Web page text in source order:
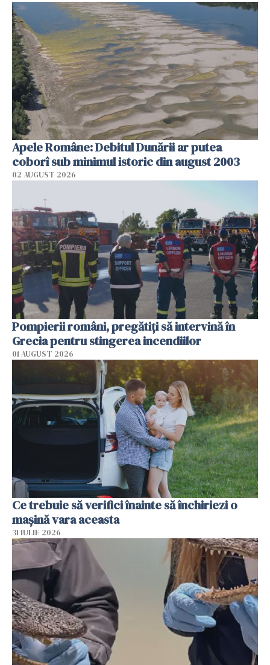
Apele Române: Debitul Dunării ar putea
coborî sub minimul istoric din august 2003
02 AUGUST 2026
Pompierii români, pregătiţi să intervină în
Grecia pentru stingerea incendiilor
01 AUGUST 2026
Ce trebuie să verifici înainte să închiriezi o
mașină vara aceasta
31 IULIE 2026